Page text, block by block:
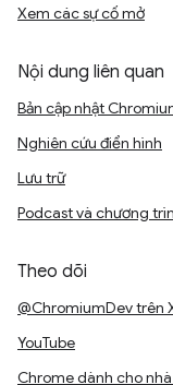
Xem các sự cố mở
Nội dung liên quan
Bản cập nhật
Nghiên cứu điển hình
Lưu trữ
Podcast và chương
Theo dõi
@ChromiumDev trên
YouTube
Chrome dành cho